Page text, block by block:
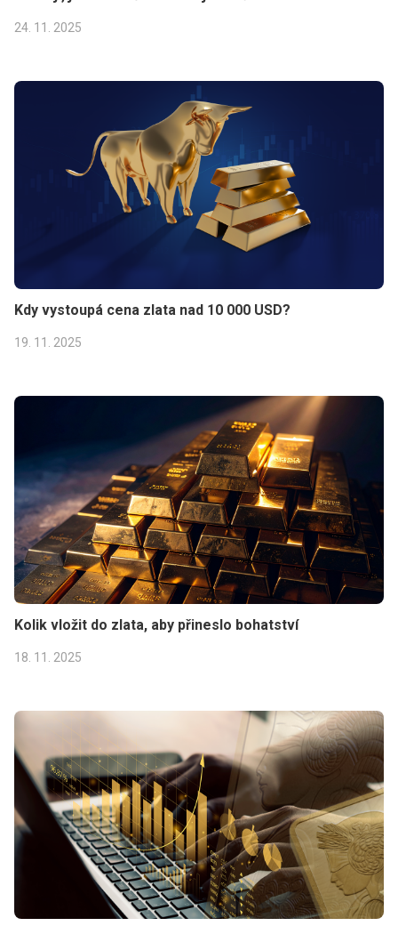
24. 11. 2025
Kdy vystoupá cena zlata nad 10 000 USD?
19. 11. 2025
Kolik vložit do zlata, aby přineslo bohatství
18. 11. 2025